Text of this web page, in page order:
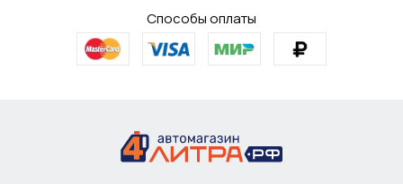
Способы оплаты